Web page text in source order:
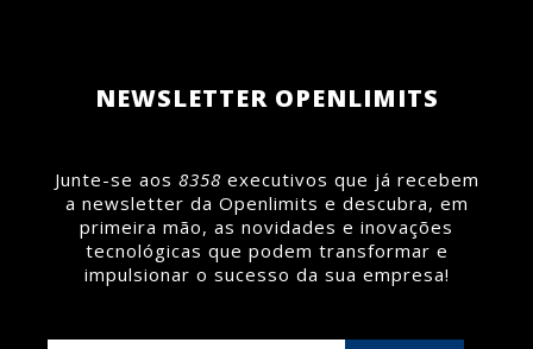
NEWSLETTER OPENLIMITS
Junte-se aos 8358 executivos que já recebem
a newsletter da Openlimits e descubra, em
primeira mão, as novidades e inovações
tecnológicas que podem transformar e
impulsionar o sucesso da sua empresa!